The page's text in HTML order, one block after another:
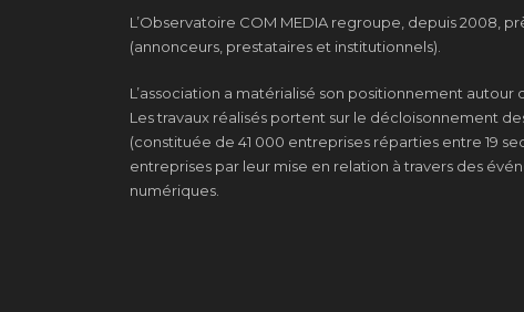
L’Observatoire COM MEDIA regroupe, depuis 2008,
(annonceurs, prestataires et institutionnels).
L’association a matérialisé son positionnement
Les travaux réalisés portent sur le décloisonnement
(constituée de 41 000 entreprises réparties entre 19
entreprises par leur mise en relation à travers des
numériques.